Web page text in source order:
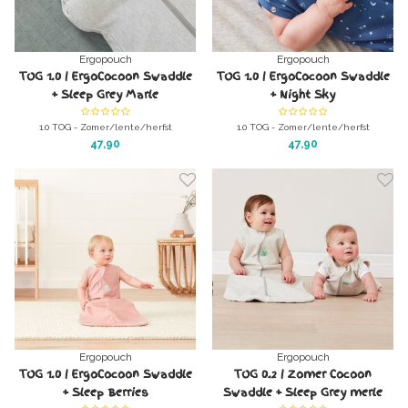
Ergopouch
TOG 1.0 | ErgoCocoon Swaddle
+ Sleep Grey Marle
(Bamboe/Biokatoen)
1.0 TOG - Zomer/lente/herfst
Ergococoon Swaddle + Sleep Bag Grey
100% organisch katoen met zachte
47,90
Ergopouch
TOG 1.0 | ErgoCocoon Swaddle
+ Night Sky
(Bamboe/Biokatoen)
1.0 TOG - Zomer/lente/herfst
Ergococoon Swaddle + Sleep Bag Berries
kamerthermometer.
100% organisch katoen met zachte
U wilt nooit meer een ander merk!
47,90
Ergopouch
TOG 1.0 | ErgoCocoon Swaddle
+ Sleep Berries
Ergopouch
TOG 0.2 | Zomer Cocoon
Swaddle + Sleep Grey merle